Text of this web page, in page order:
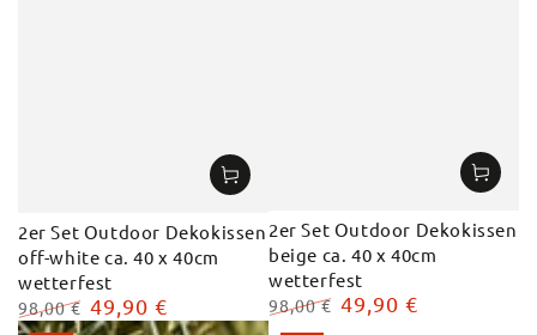
2er Set Outdoor Dekokissen
off-white ca. 40 x 40cm
wetterfest
98,00 € 49,90 €
2er Set Outdoor Dekokissen
beige ca. 40 x 40cm
wetterfest
Regulärer
98,00 € 49,90 €